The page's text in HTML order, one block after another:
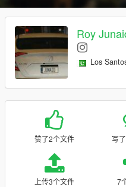
Roy
Los
赞了2个文件 写
上传3个文件 7